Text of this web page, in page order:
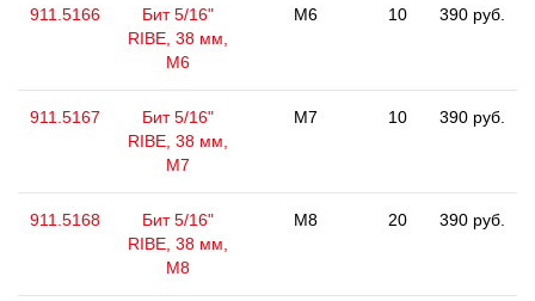
911.5166
Бит 5/16"
RIBE, 38 мм,
М6
M6 10 390 руб.
911.5167
Бит 5/16"
RIBE, 38 мм,
M7
M7 10 390 руб.
911.5168
Бит 5/16"
RIBE, 38 мм,
M8
M8 20 390 руб.